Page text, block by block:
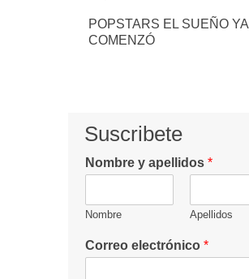
POPSTARS EL SUEÑO YA
COMENZÓ
Suscribete
Nombre y apellidos *
Nombre Apellidos
Correo electrónico *